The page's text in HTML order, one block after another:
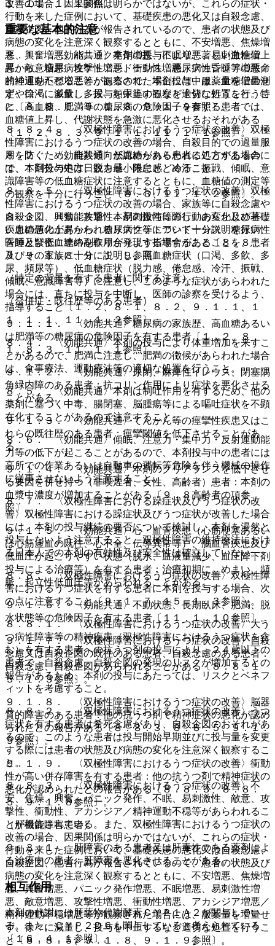
改善の場合、因果関係は明らかではないが、これらの症状・
行動を来した症例において、基礎疾患の悪化又は自殺念慮、
自殺企図、他害行為が報告されているので、患者の状態及び
病態の変化を注意深く観察するとともに、不安増悪、焦燥増
悪、興奮増悪、パニック発作増悪、不眠増悪、易刺激性増
悪、敵意増悪、攻撃性増悪、衝動性増悪、アカシジア増悪／
精神運動不穏増悪等が観察された場合には、服薬量を増量せ
ず、徐々に減量し、投与を中止するなど適切な処置を行うこ
と〔８．８．５、９．１．８、９．１．９参照〕。
８．８．４． 〈双極性障害におけるうつ症状の改善〉双極
性障害におけるうつ症状の改善の場合、自殺目的での過量服
用を防ぐため、自殺傾向が認められる患者に処方する場合に
は、１回分の処方日数を最小限にとどめること。
８．８．５． 〈双極性障害におけるうつ症状の改善〉双極
性障害におけるうつ症状の改善の場合、家族等に自殺念慮や
自殺企図、興奮、攻撃性、易刺激性等の行動の変化及び基礎
疾患の悪化があらわれるリスク等について十分説明を行い、
医師と緊密に連絡を取り合うよう指導すること〔８．８．
３、９．１．８、９．１．９参照〕。
（特定の背景を有する患者に関する注意）
（合併症・既往歴等のある患者）
９．１．１． 〈効能共通〉糖尿病の家族歴、高血糖あるい
は肥満等の糖尿病の危険因子を有する患者〔１．２、８．
１、８．３、１１．１．１参照〕。
９．１．２． 〈効能共通〉尿閉、麻痺性イレウス、閉塞隅
角緑内障のある患者：抗コリン作用により症状を悪化させる
ことがある。
９．１．３． 〈効能共通〉てんかん等の痙攣性疾患又はこ
れらの既往歴のある患者：痙攣閾値を低下させることがあ
る。
９．１．４． 〈効能共通〉本剤のクリアランスを低下させ
る要因を併せ持つ（非喫煙者、女性、高齢者）患者：本剤の
血漿中濃度が増加することがある〔９．８高齢者の項参
照〕。
９．１．５． 〈効能共通〉心・血管疾患（心筋梗塞あるい
は心筋虚血の既往、心不全、伝導異常等）、脳血管疾患及び
低血圧が起こりやすい状態（脱水、血液量減少、血圧降下剤
投与による治療等）を有する患者：治療初期に、めまい、頻
脈、起立性低血圧等があらわれることがある。
９．１．６． 〈効能共通〉不動状態、長期臥床、肥満、脱
水状態等の危険因子を有する患者〔１１．１．１０参照〕。
９．１．７． 〈双極性障害におけるうつ症状の改善〉自殺
念慮又は自殺企図の既往のある患者、自殺念慮のある患者：
自殺念慮、自殺企図があらわれることがある〔８．８、１
５．１．３参照〕。
９．１．８． 〈双極性障害におけるうつ症状の改善〉脳器
質的障害のある患者：他の抗うつ剤で精神症状の悪化が認め
られたとの報告がある〔８．８．３、８．８．５、９．１．
９参照〕。
９．１．９． 〈双極性障害におけるうつ症状の改善〉衝動
性が高い併存障害を有する患者：他の抗うつ剤で精神症状の
悪化が認められたとの報告がある〔８．８．３、８．８．
５、９．１．８参照〕。
（肝機能障害患者）
９．３．１． 肝障害のある患者又は肝毒性のある薬剤によ
る治療中の患者：肝障害を悪化させることがある。
相互作用
本剤の代謝には肝薬物代謝酵素ＣＹＰ１Ａ２が関与してい
る。また、ＣＹＰ２Ｄ６も関与していると考えられている
〔１６．４．１参照〕。
１、１１．１．１参照〕。
重要な基本的注意
８．１． 〈効能共通〉本剤の投与により、著しい血糖値上
昇から、糖尿病性ケトアシドーシス、糖尿病性昏睡等の致命
的経過をたどることがあるので、本剤投与中は、血糖値の測
定や口渇、多飲、多尿、頻尿等の観察を十分に行うこと。特
に、高血糖、肥満等の糖尿病の危険因子を有する患者では、
血糖値上昇し、代謝状態を急激に悪化させるおそれがある
〔１．２、８．３、９．１．１、１１．１．１参照〕。
８．２． 〈効能共通〉低血糖があらわれることがあるの
で、本剤投与中は、脱力感、倦怠感、冷汗、振戦、傾眠、意
識障害等の低血糖症状に注意するとともに、血糖値の測定等
の観察を十分に行うこと〔８．３、１１．１．２参照〕。
８．３． 〈効能共通〉本剤の投与に際し、あらかじめ著し
い血糖値の上昇から、糖尿病性ケトアシドーシス、糖尿病性
昏睡及び低血糖の副作用が発現する場合があることを、患者
及びその家族に十分に説明し、高血糖症状（口渇、多飲、多
尿、頻尿等）、低血糖症状（脱力感、倦怠感、冷汗、振戦、
傾眠、意識障害等）に注意し、このような症状があらわれた
場合には、直ちに投与を中断し、医師の診察を受けるよう、
指導すること〔１．２、８．１、８．２、９．１．１、１
１．１．１、１１．１．２参照〕。
８．４． 〈効能共通〉本剤の投与により体重増加を来すこ
とがあるので、肥満に注意し、肥満の徴候があらわれた場合
は、食事療法、運動療法等の適切な処置を行うこと。
８．５． 〈効能共通〉本剤は制吐作用を有するため、他の
薬剤に基づく中毒、腸閉塞、脳腫瘍等による嘔吐症状を不顕
在化することがあるので注意すること。
８．６． 〈効能共通〉傾眠、注意力・集中力・反射運動能
力等の低下が起こることがあるので、本剤投与中の患者には
高所での作業あるいは自動車の運転等危険を伴う機械の操作
に従事させないよう注意すること。
８．７． 〈双極性障害における躁症状及びうつ症状の改
善〉双極性障害における躁症状及びうつ症状が改善した場合
には、本剤の投与継続の要否について検討し、本剤を漫然と
投与しないよう注意すること。双極性障害の維持療法におけ
る日本人での本剤の有効性及び安全性は確立していない。
８．８． 〈双極性障害におけるうつ症状の改善〉双極性障
害におけるうつ症状を有する患者に本剤を投与する場合、次
の点に注意すること〔９．１．７、１５．１．３参照〕。
８．８．１． 〈双極性障害におけるうつ症状の改善〉大う
つ病性障害等の精神疾患（双極性障害におけるうつ症状を含
む）を有する患者への抗うつ剤の投与により、２４歳以下の
患者で、自殺念慮、自殺企図の発現のリスクが増加するとの
報告があるため、本剤の投与にあたっては、リスクとベネフ
ィットを考慮すること。
８．８．２． 〈双極性障害におけるうつ症状の改善〉うつ
症状を有する患者は希死念慮があり、自殺企図のおそれがあ
るので、このような患者は投与開始早期並びに投与量を変更
する際には患者の状態及び病態の変化を注意深く観察するこ
と。
８．８．３． 〈双極性障害におけるうつ症状の改善〉不
安、焦燥、興奮、パニック発作、不眠、易刺激性、敵意、攻
撃性、衝動性、アカシジア／精神運動不穏等があらわれるこ
とが報告されている。また、双極性障害におけるうつ症状の
改善の場合、因果関係は明らかではないが、これらの症状・
行動を来した症例において、基礎疾患の悪化又は自殺念慮、
自殺企図、他害行為が報告されているので、患者の状態及び
病態の変化を注意深く観察するとともに、不安増悪、焦燥増
悪、興奮増悪、パニック発作増悪、不眠増悪、易刺激性増
悪、敵意増悪、攻撃性増悪、衝動性増悪、アカシジア増悪／
精神運動不穏増悪等が観察された場合には、服薬量を増量せ
ず、徐々に減量し、投与を中止するなど適切な処置を行うこ
と〔８．８．５、９．１．８、９．１．９参照〕。